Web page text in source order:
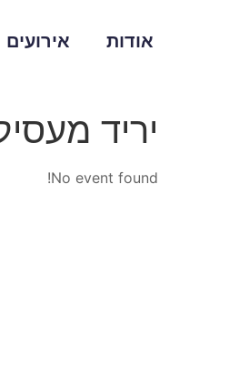
אודות אירועים
יריד
No event found!